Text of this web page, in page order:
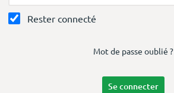
Rester connecté
Mot de passe oublié ?
Se connecter